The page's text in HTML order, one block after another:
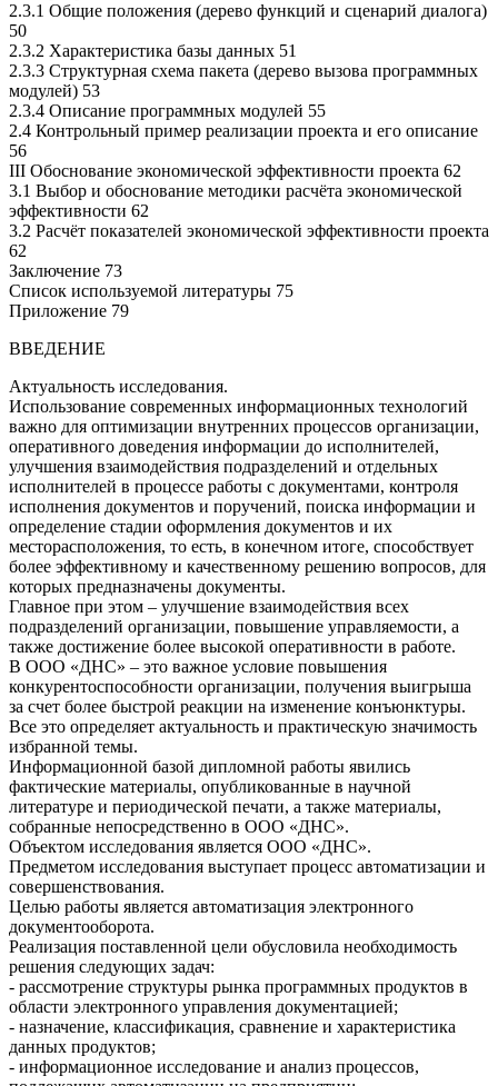
2.3.1 Общие положения (дерево функций и сценарий диалога)
50
2.3.2 Характеристика базы данных 51
2.3.3 Структурная схема пакета (дерево вызова программных
модулей) 53
2.3.4 Описание программных модулей 55
2.4 Контрольный пример реализации проекта и его описание
56
III Обоснование экономической эффективности проекта 62
3.1 Выбор и обоснование методики расчёта экономической
эффективности 62
3.2 Расчёт показателей экономической эффективности проекта
62
Заключение 73
Список используемой литературы 75
Приложение 79
ВВЕДЕНИЕ
Актуальность исследования.
Использование современных информационных технологий
важно для оптимизации внутренних процессов организации,
оперативного доведения информации до исполнителей,
улучшения взаимодействия подразделений и отдельных
исполнителей в процессе работы с документами, контроля
исполнения документов и поручений, поиска информации и
определение стадии оформления документов и их
месторасположения, то есть, в конечном итоге, способствует
более эффективному и качественному решению вопросов, для
которых предназначены документы.
Главное при этом – улучшение взаимодействия всех
подразделений организации, повышение управляемости, а
также достижение более высокой оперативности в работе.
В ООО «ДНС» – это важное условие повышения
конкурентоспособности организации, получения выигрыша
за счет более быстрой реакции на изменение конъюнктуры.
Все это определяет актуальность и практическую значимость
избранной темы.
Информационной базой дипломной работы явились
фактические материалы, опубликованные в научной
литературе и периодической печати, а также материалы,
собранные непосредственно в ООО «ДНС».
Объектом исследования является ООО «ДНС».
Предметом исследования выступает процесс автоматизации и
совершенствования.
Целью работы является автоматизация электронного
документооборота.
Реализация поставленной цели обусловила необходимость
решения следующих задач:
- рассмотрение структуры рынка программных продуктов в
области электронного управления документацией;
- назначение, классификация, сравнение и характеристика
данных продуктов;
- информационное исследование и анализ процессов,